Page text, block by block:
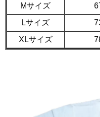
Mサイズ
Lサイズ
XLサイズ